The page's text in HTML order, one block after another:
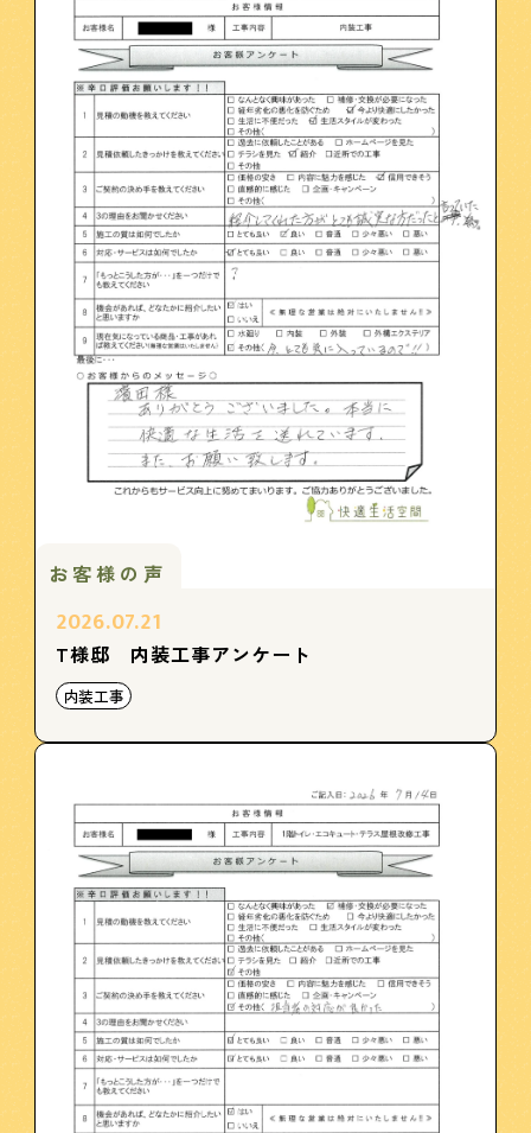
お客様の声
2026.07.21
T様邸 内装工事アンケート
内装工事